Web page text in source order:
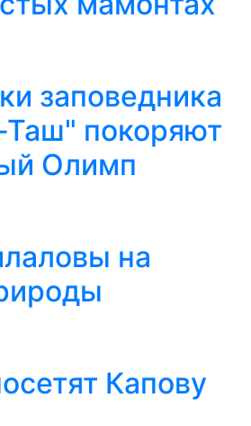
заповедника
покоряют
Олимп
на
Капову